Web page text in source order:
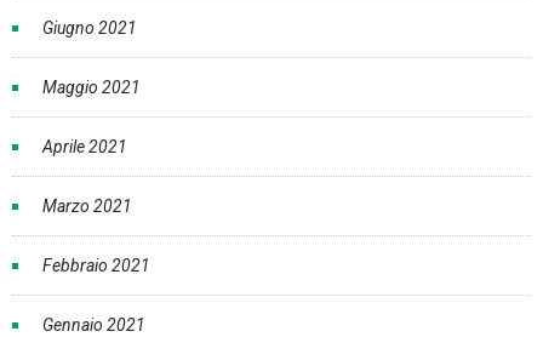
Giugno 2021
Maggio 2021
Aprile 2021
Marzo 2021
Febbraio 2021
Gennaio 2021